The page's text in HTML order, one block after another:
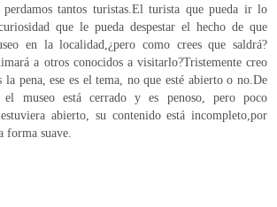
tantos turistas.El turista que pueda ir lo
que le pueda despestar el hecho de que
en la localidad,¿pero como crees que saldrá?
a otros conocidos a visitarlo?Tristemente creo
la pena, ese es el tema, no que esté abierto o no.De
el museo está cerrado y es penoso, pero poco
abierto, su contenido está incompleto,por
forma suave.